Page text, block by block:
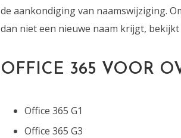
de aankondiging van naamswijziging.
dan niet een nieuwe naam krijgt,
OFFICE 365 VOOR
Office 365 G1
Office 365 G3